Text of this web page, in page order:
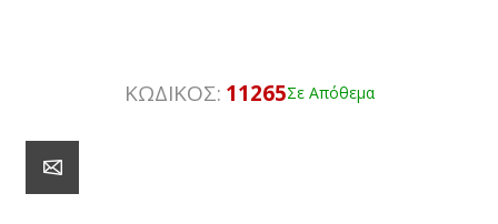
ΚΩΔΙΚΟΣ: 11265Σε Απόθεμα